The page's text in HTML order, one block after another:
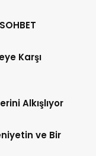
Karşı
Alkışlıyor
ve Bir